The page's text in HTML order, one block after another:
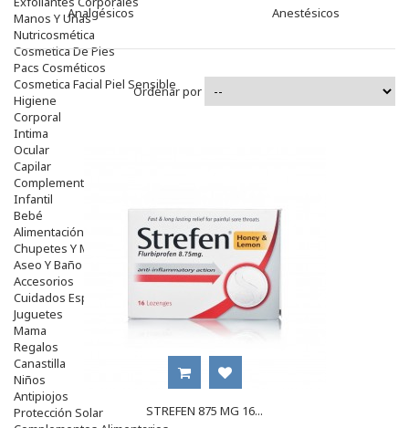
Manos Y Uñas
Nutricosmética
Cosmetica De Pies
Pacs Cosméticos
Cosmetica Facial Piel Sensible
Higiene
Corporal
Intima
Ocular
Capilar
Complementos
Infantil
Bebé
Alimentación Y Complementos
Chupetes Y Mordedores
Aseo Y Baño
Accesorios
Cuidados Especiales
Juguetes
Mama
Regalos
Canastilla
Niños
Antipiojos
Protección Solar
Analgésicos Anestésicos
Ordenar por
STREFEN 875 MG 16...